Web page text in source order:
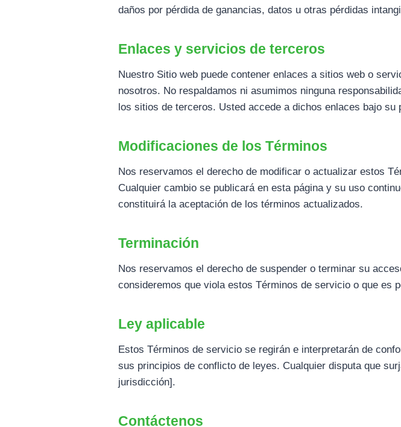
daños por pérdida de ganancias, datos u otras pérdidas
Enlaces y servicios de terceros
Nuestro Sitio web puede contener enlaces a sitios web o
nosotros. No respaldamos ni asumimos ninguna
los sitios de terceros. Usted accede a dichos enlaces bajo su
Modificaciones de los Términos
Nos reservamos el derecho de modificar o actualizar estos
Cualquier cambio se publicará en esta página y su uso
constituirá la aceptación de los términos actualizados.
Terminación
Nos reservamos el derecho de suspender o terminar su
consideremos que viola estos Términos de servicio o que es
Ley aplicable
Estos Términos de servicio se regirán e interpretarán de
sus principios de conflicto de leyes. Cualquier disputa que
jurisdicción].
Contáctenos